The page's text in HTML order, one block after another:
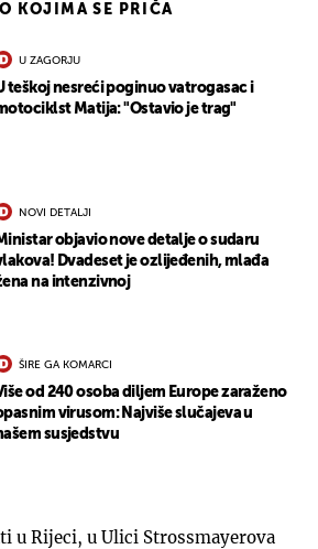
KOJIMA SE PRIČA
U ZAGORJU
teškoj nesreći poginuo vatrogasac i
Matija: "Ostavio je trag"
NOVI DETALJI
objavio nove detalje o sudaru
Dvadeset je ozlijeđenih, mlađa
na intenzivnoj
ŠIRE GA KOMARCI
od 240 osoba diljem Europe zaraženo
virusom: Najviše slučajeva u
susjedstvu
u Rijeci, u Ulici Strossmayerova